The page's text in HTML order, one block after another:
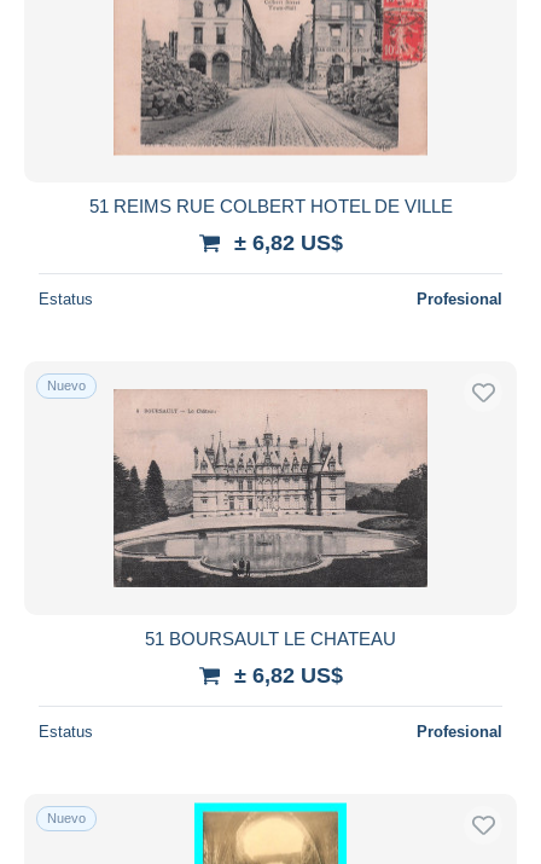
51 REIMS RUE COLBERT HOTEL DE VILLE
± 6,82 US$
Estatus Profesional
Nuevo
51 BOURSAULT LE CHATEAU
± 6,82 US$
Estatus Profesional
Nuevo